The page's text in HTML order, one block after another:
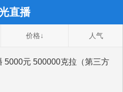
直播
价格↓ 人气
5000元 500000克拉（第三方